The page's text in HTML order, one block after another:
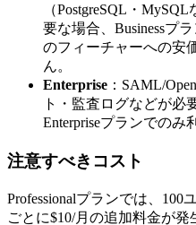
（PostgreSQL・
要な場合、Businessプ
のフィーチャーへの安
ん。
Enterprise ：SAML/
ト・監査ログなどが必
Enterpriseプランでのみ
注意すべきコスト
Professionalプランでは、100
ごとに$10/月の追加料金が